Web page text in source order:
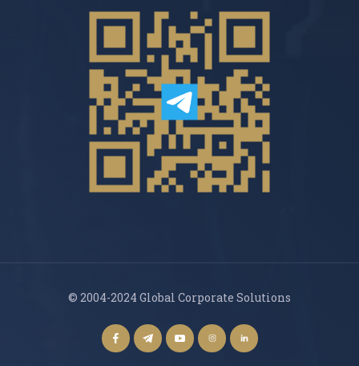
© 2004-2024 Global Corporate Solutions